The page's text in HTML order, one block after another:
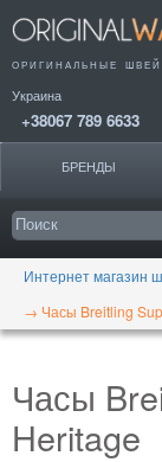
ОРИГИНАЛЬНЫЕ
Украина
+38067 789 6633
БРЕНДЫ
Интернет магазин
→ Часы Breitling
Часы
Heritage